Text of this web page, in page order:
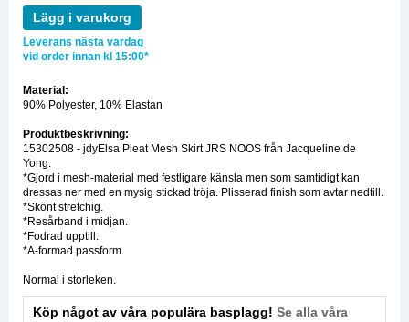
Lägg i varukorg
Leverans nästa vardag
vid order innan kl 15:00*
Material:
90% Polyester, 10% Elastan
Produktbeskrivning:
15302508 - jdyElsa Pleat Mesh Skirt JRS NOOS från Jacqueline de
Yong.
*Gjord i mesh-material med festligare känsla men som samtidigt kan
dressas ner med en mysig stickad tröja. Plisserad finish som avtar nedtill.
*Skönt stretchig.
*Resårband i midjan.
*Fodrad upptill.
*A-formad passform.
Normal i storleken.
Köp något av våra populära basplagg! Se alla våra